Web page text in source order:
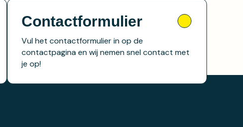
Contactformulier
Vul het contactformulier in op de
contactpagina en wij nemen snel contact met
je op!